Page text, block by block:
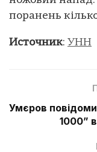
поранень
Источник: УНН
Умєров
1000”